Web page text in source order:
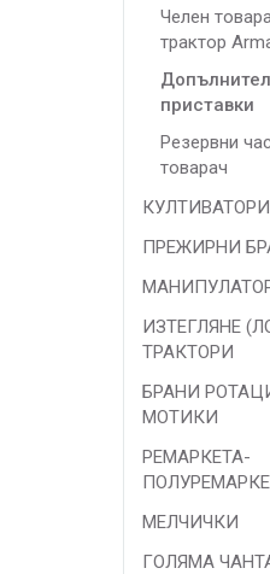
Челен
трактор
приставки
Резервни
товарач
КУЛТИВАТОРИ
ПРЕЖИРНИ
ИЗТЕГЛЯНЕ
ТРАКТОРИ
БРАНИ
МОТИКИ
РЕМАРКЕТА-
МЕЛЧИЧКИ
ГОЛЯМА